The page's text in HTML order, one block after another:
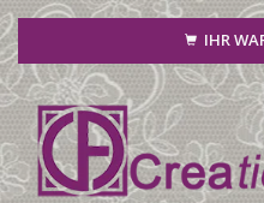
IHR